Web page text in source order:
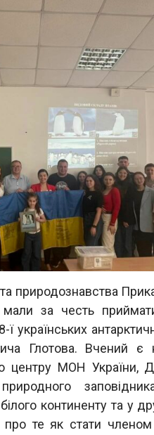
природознавства
мали за честь
ї українських
Глотова. Вчений є
центру МОН України,
континенту та у
те як стати членом